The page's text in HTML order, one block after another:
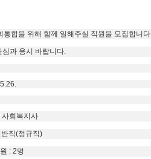
합을 위해 함께 일해주실 직원을 모집합니다.
과 응시 바랍니다.
사회복지사
직(정규직)
: 2명